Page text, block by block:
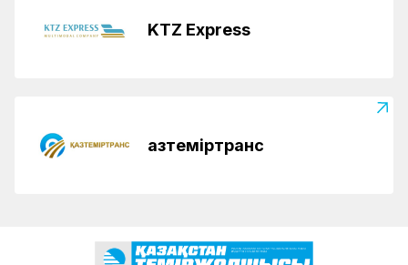
KTZ Express
Қазтеміртранс